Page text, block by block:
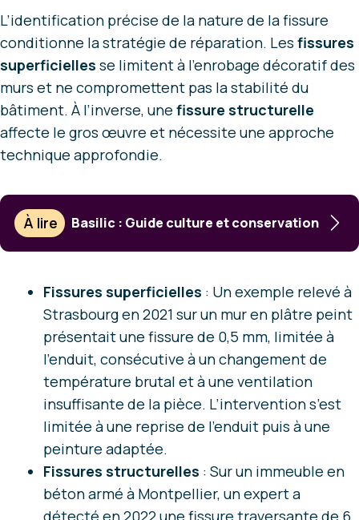
L’identification précise de la nature de la fissure
conditionne la stratégie de réparation. Les fissures
superficielles se limitent à l’enrobage décoratif des
murs et ne compromettent pas la stabilité du
bâtiment. À l’inverse, une fissure structurelle
affecte le gros œuvre et nécessite une approche
technique approfondie.
À lire Basilic : Guide culture et conservation
Fissures superficielles : Un exemple relevé à
Strasbourg en 2021 sur un mur en plâtre peint
présentait une fissure de 0,5 mm, limitée à
l’enduit, consécutive à un changement de
température brutal et à une ventilation
insuffisante de la pièce. L’intervention s’est
limitée à une reprise de l’enduit puis à une
peinture adaptée.
Fissures structurelles : Sur un immeuble en
béton armé à Montpellier, un expert a
détecté en 2022 une fissure traversante de 6